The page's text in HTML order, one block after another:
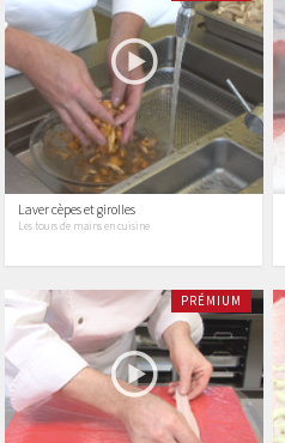
Laver cèpes et girolles
Les tours de mains en cuisine
PRÉMIUM